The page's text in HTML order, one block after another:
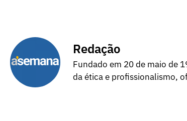
Redação
Fundado em 20 de maio de
da ética e profissionalismo,